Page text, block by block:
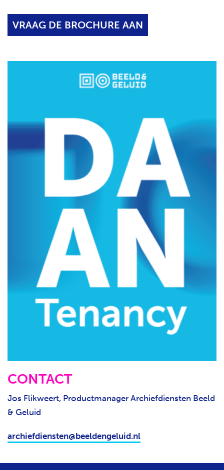
VRAAG DE BROCHURE AAN
CONTACT
Jos Flikweert, Productmanager Archiefdiensten Beeld
& Geluid
archiefdiensten@beeldengeluid.nl